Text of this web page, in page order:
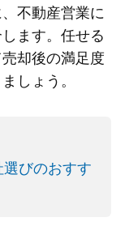
不動産営業に
ます。任せる
却後の満足度
しょう。
びのおすす